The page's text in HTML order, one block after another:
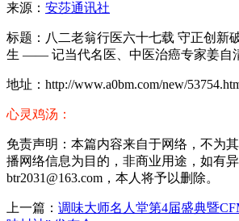
来源： 安莎通讯社
标题：八二老翁行医六十七载 守正创新
生 —— 记当代名医、中医治癌专家姜自
地址：http://www.a0bm.com/new/
心灵鸡汤：
免责声明：本篇内容来自于网络，不为
播网络信息为目的，非商业用途，如有
btr2031@163.com，本人将予以删除。
上一篇： 调味大师名人堂第4届盛典暨